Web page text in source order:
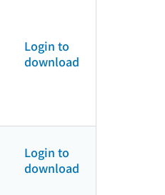
Login to
download
Login to
download